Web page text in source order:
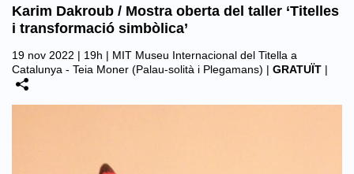
Karim Dakroub / Mostra oberta del taller ‘Titelles
i transformació simbòlica’
19 nov 2022 | 19h | MIT Museu Internacional del Titella a
Catalunya - Teia Moner (Palau-solità i Plegamans) | GRATUÏT |